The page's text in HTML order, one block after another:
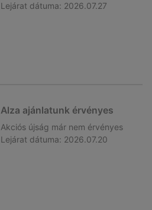
Lejárat dátuma: 2026.07.27
Alza ajánlatunk érvényes
Akciós újság már nem érvényes
Lejárat dátuma: 2026.07.20